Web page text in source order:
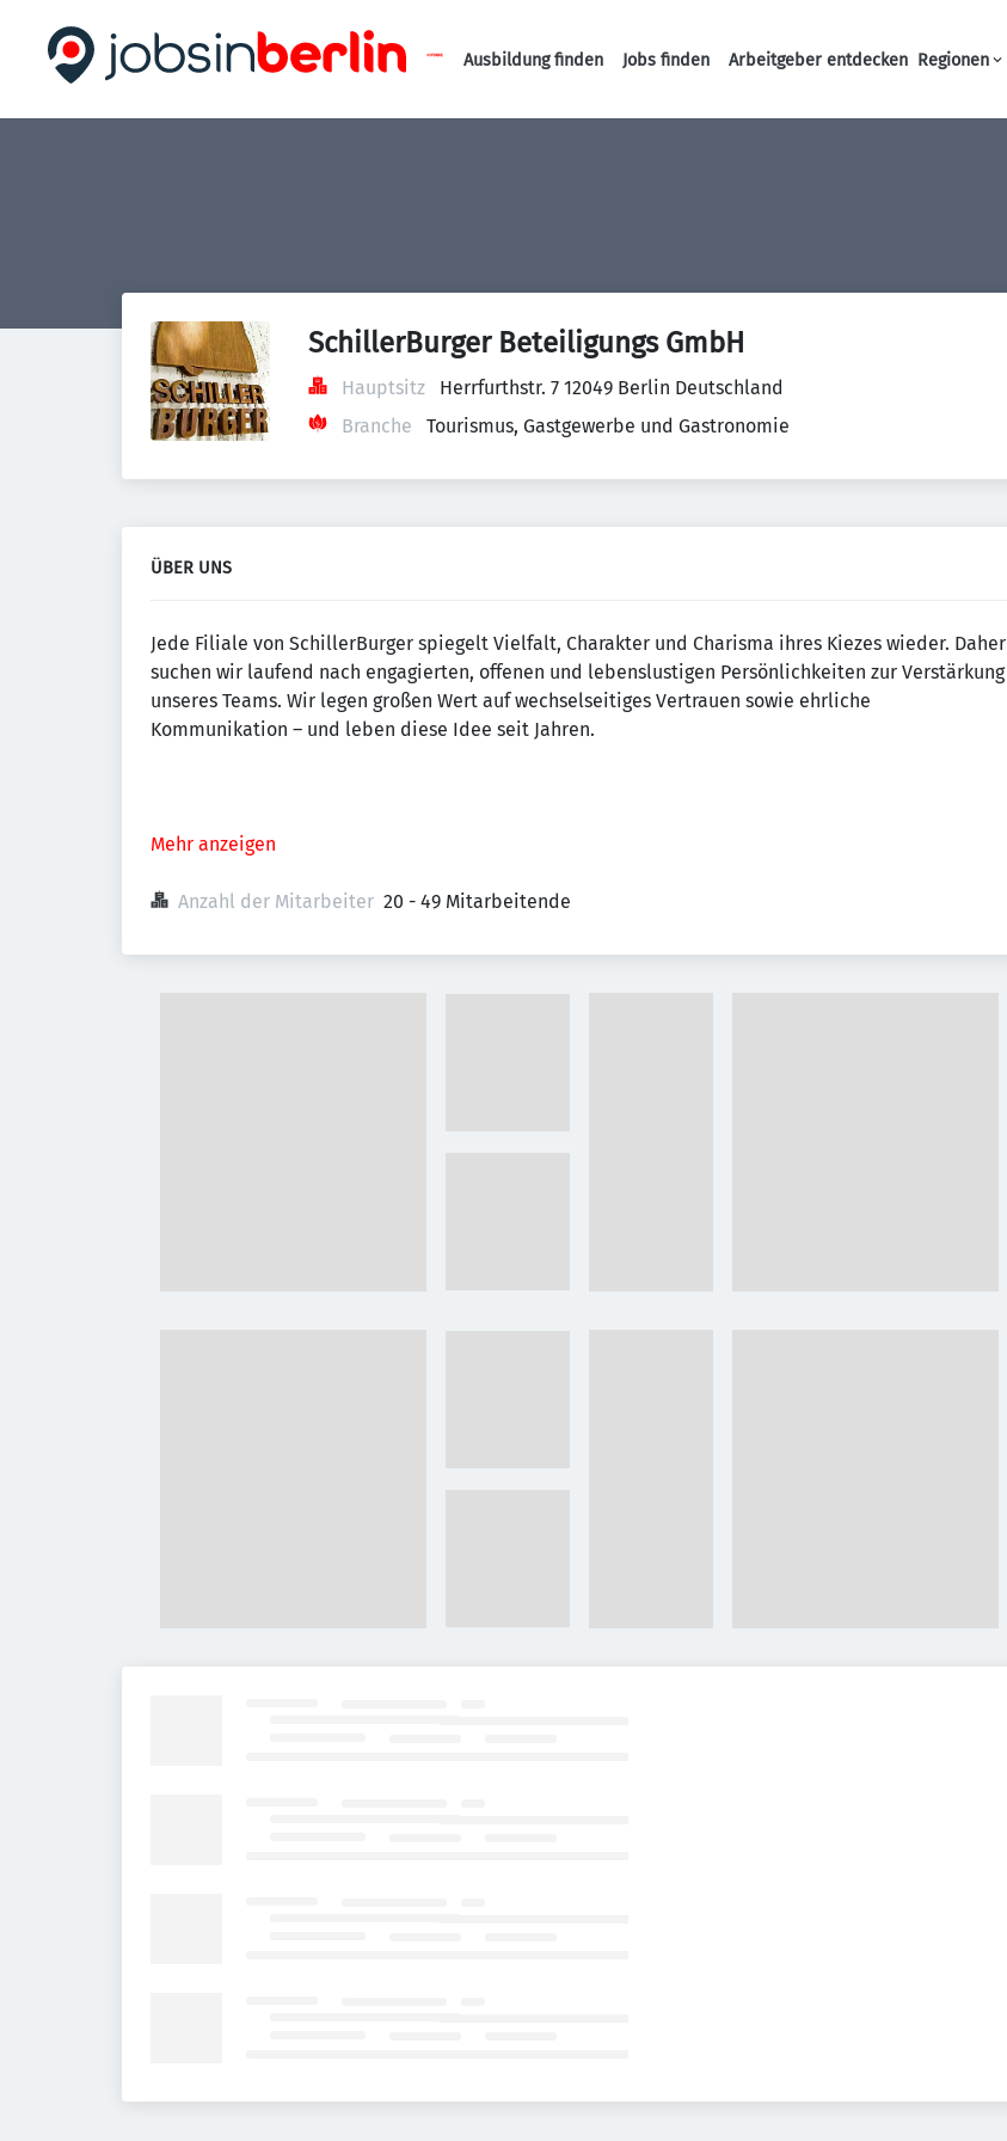
Haupt-Navigation
Ausbildung finden Jobs finden Arbeitgeber entdecken Regionen
SchillerBurger Beteiligungs GmbH
Hauptsitz
Herrfurthstr. 7 12049 Berlin Deutschland
Branche
Tourismus, Gastgewerbe und Gastronomie
ÜBER UNS
Jede Filiale von SchillerBurger spiegelt Vielfalt, Charakter und Charisma ihres Kiezes wieder. Daher
suchen wir laufend nach engagierten, offenen und lebenslustigen Persönlichkeiten zur Verstärkung
unseres Teams. Wir legen großen Wert auf wechselseitiges Vertrauen sowie ehrliche
Kommunikation – und leben diese Idee seit Jahren.
Mehr anzeigen
Anzahl der Mitarbeiter 20 - 49 Mitarbeitende